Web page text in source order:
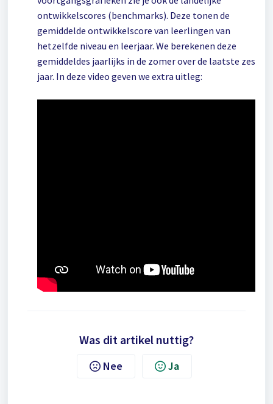
ontwikkelscores (benchmarks). Deze tonen de
gemiddelde ontwikkelscore van leerlingen van
hetzelfde niveau en leerjaar. We berekenen deze
gemiddeldes jaarlijks in de zomer over de laatste zes
jaar. In deze video geven we extra uitleg:
Was dit artikel nuttig?
Nee Ja